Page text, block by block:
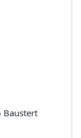
Baustert